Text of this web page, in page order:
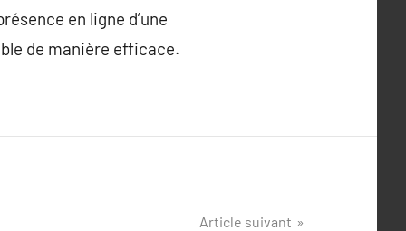
en ligne d’une
de manière efficace.
Article suivant